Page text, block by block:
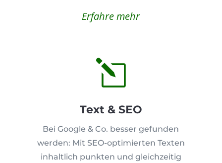
Erfahre mehr
l
Text & SEO
Bei Google & Co. besser gefunden
werden: Mit SEO-optimierten Texten
inhaltlich punkten und gleichzeitig